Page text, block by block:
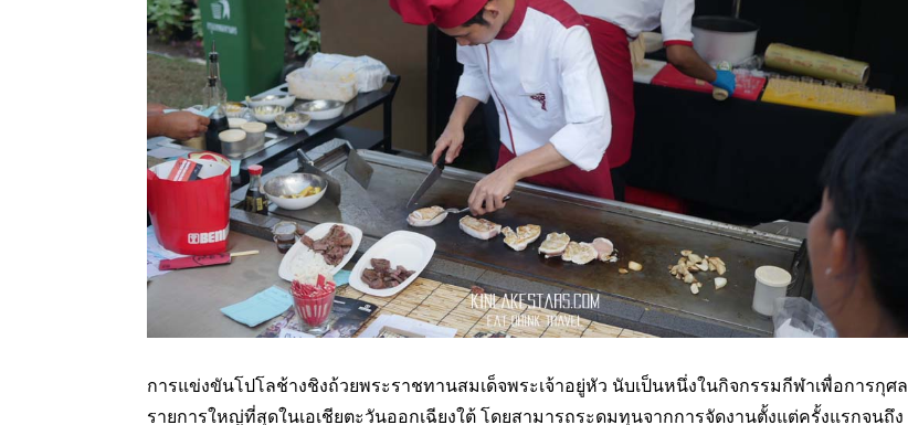
การแข่งขันโปโลช้างชิงถ้วยพระราชทานสมเด็จพระเจ้าอยู่หัว นับเป็นหนึ่งในกิจกรรมกีฬาเพื่อการกุศล
รายการใหญ่ที่สุดในเอเชียตะวันออกเฉียงใต้ โดยสามารถระดมทุนจากการจัดงานตั้งแต่ครั้งแรกจนถึง